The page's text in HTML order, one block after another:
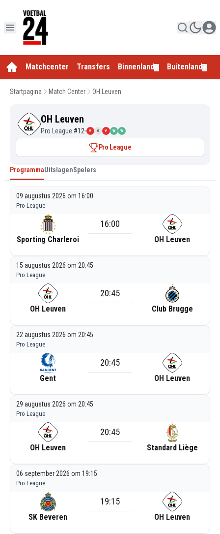
Matchcenter Transfers Binnenland Buitenland
Startpagina Match Center OH Leuven
OH Leuven
Pro League #12 V G V W W
Pro League
ProgrammaUitslagenSpelers
09 augustus 2026 om 16:00
Pro League
Sporting Charleroi
16:00
OH Leuven
15 augustus 2026 om 20:45
Pro League
OH Leuven
20:45
Club Brugge
22 augustus 2026 om 20:45
Pro League
Gent
20:45
OH Leuven
29 augustus 2026 om 20:45
Pro League
OH Leuven
20:45
Standard Liège
06 september 2026 om 19:15
Pro League
SK Beveren
19:15
OH Leuven